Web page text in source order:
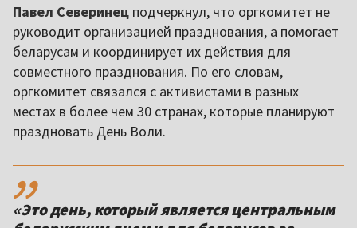
Павел Северинец подчеркнул, что оргкомитет не
руководит организацией празднования, а помогает
беларусам и координирует их действия для
совместного празднования. По его словам,
оргкомитет связался с активистами в разных
местах в более чем 30 странах, которые планируют
праздновать День Воли.
,,
«Это день, который является центральным